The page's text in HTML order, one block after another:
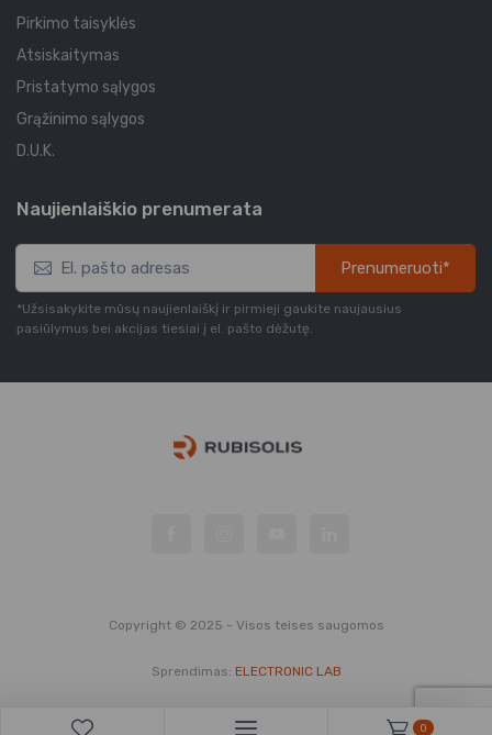
Pirkimo taisyklės
Atsiskaitymas
Pristatymo sąlygos
Grąžinimo sąlygos
D.U.K.
Naujienlaiškio prenumerata
Prenumeruoti*
*Užsisakykite mūsų naujienlaiškį ir pirmieji gaukite naujausius
pasiūlymus bei akcijas tiesiai į el. pašto dėžutę.
Copyright © 2025 - Visos teises saugomos
Sprendimas: ELECTRONIC LAB
0